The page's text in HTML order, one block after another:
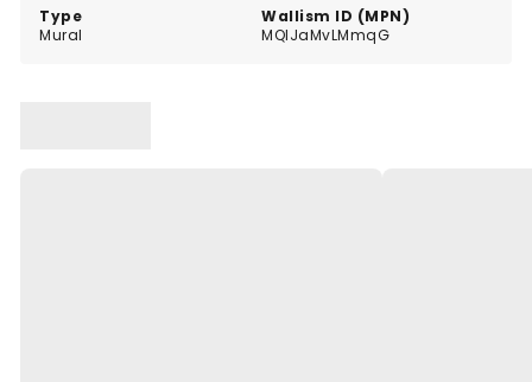
Type
Mural
Wallism ID (MPN)
MQlJaMvLMmqG